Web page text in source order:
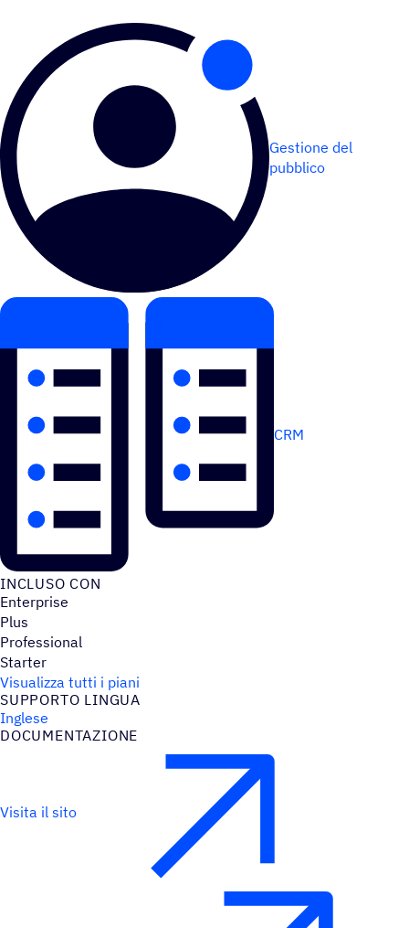
Gestione del
pubblico
CRM
INCLUSO CON
Enterprise
Plus
Professional
Starter
Visualizza tutti i piani
SUPPORTO LINGUA
Inglese
DOCU­MEN­TA­ZIONE
Visita il sito